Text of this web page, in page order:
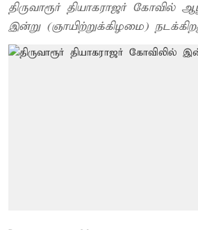
திருவாரூர் தியாகராஜர் கோவில்
இன்று (ஞாயிற்றுக்கிழமை)